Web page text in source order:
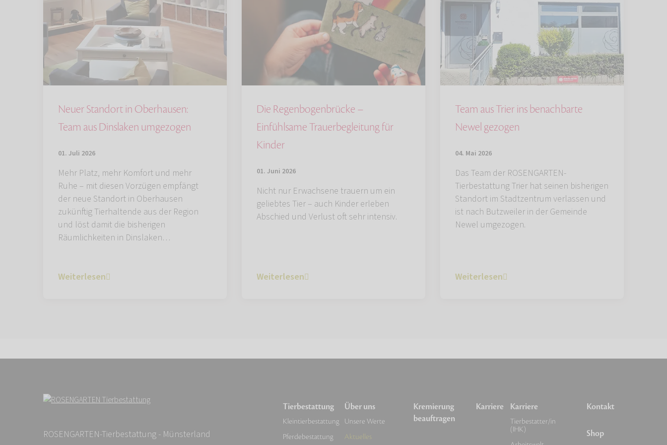
Neuer Standort in Oberhausen:
Team aus Dinslaken umgezogen
01. Juli 2026
Mehr Platz, mehr Komfort und mehr
Ruhe – mit diesen Vorzügen empfängt
der neue Standort in Oberhausen
zukünftig Tierhaltende aus der Region
und löst damit die bisherigen
Räumlichkeiten in Dinslaken…
Weiterlesen
Die Regenbogenbrücke –
Einfühlsame Trauerbegleitung für
Kinder
01. Juni 2026
Nicht nur Erwachsene trauern um ein
geliebtes Tier – auch Kinder erleben
Abschied und Verlust oft sehr intensiv.
Weiterlesen
Team aus Trier ins benachbarte
Newel gezogen
04. Mai 2026
Das Team der ROSENGARTEN-
Tierbestattung Trier hat seinen bisherigen
Standort im Stadtzentrum verlassen und
ist nach Butzweiler in der Gemeinde
Newel umgezogen.
Weiterlesen
ROSENGARTEN-Tierbestattung - Münsterland
Tierbestattung
Kleintierbestattung
Pferdebestattung
Über uns
Unsere Werte
Aktuelles
Kremierung
beauftragen
Karriere Karriere
Tierbestatter/in
(IHK)
Kontakt
Shop